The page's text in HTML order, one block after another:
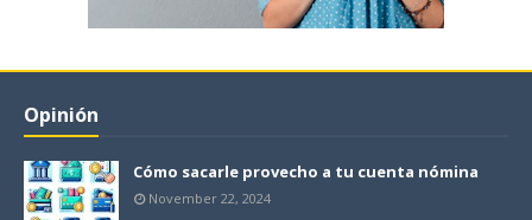
Opinión
Cómo sacarle provecho a tu cuenta nómina
November 22, 2024